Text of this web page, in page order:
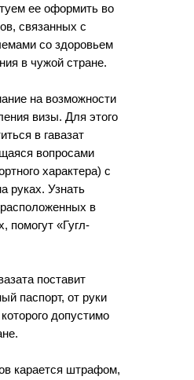
ее оформить во
связанных с
со здоровьем
в чужой стране.
на возможности
визы. Для этого
в гавазат
вопросами
характера) с
руках. Узнать
в
помогут «Гугл-
поставит
паспорт, от руки
допустимо
карается штрафом,